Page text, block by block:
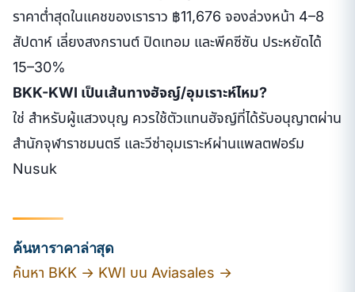
ราคาต่ำสุดในแคชของเราราว ฿11,676 จองล่วงหน้า 4–8
สัปดาห์ เลี่ยงสงกรานต์ ปิดเทอม และพีคซีซัน ประหยัดได้
15–30%
BKK-KWI เป็นเส้นทางฮัจญ์/อุมเราะห์ไหม?
ใช่ สำหรับผู้แสวงบุญ ควรใช้ตัวแทนฮัจญ์ที่ได้รับอนุญาตผ่าน
สำนักจุฬาราชมนตรี และวีซ่าอุมเราะห์ผ่านแพลตฟอร์ม
Nusuk
ค้นหาราคาล่าสุด
ค้นหา BKK → KWI บน Aviasales →